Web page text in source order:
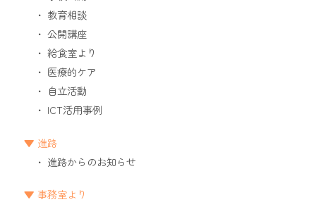
教育相談
公開講座
給食室より
医療的ケア
自立活動
ICT活用事例
進路
進路からのお知らせ
事務室より